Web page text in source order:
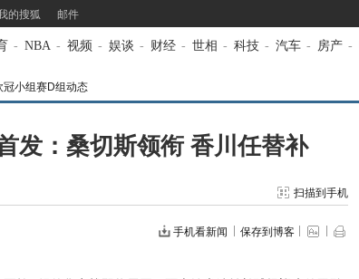
的搜狐 邮件
- NBA - 视频 - 娱谈 - 财经 - 世相 - 科技 - 汽车 - 房产 -
小组赛D组动态
发：桑切斯领衔 香川任替补
扫描到手机
手机看新闻 保存到博客